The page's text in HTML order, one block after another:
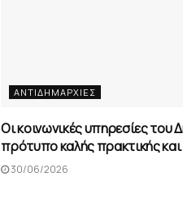
ΑΝΤΙΔΗΜΑΡΧΊΕΣ
Οι κοινωνικές υπηρεσίες
πρότυπο καλής πρακτικής
30/06/2026